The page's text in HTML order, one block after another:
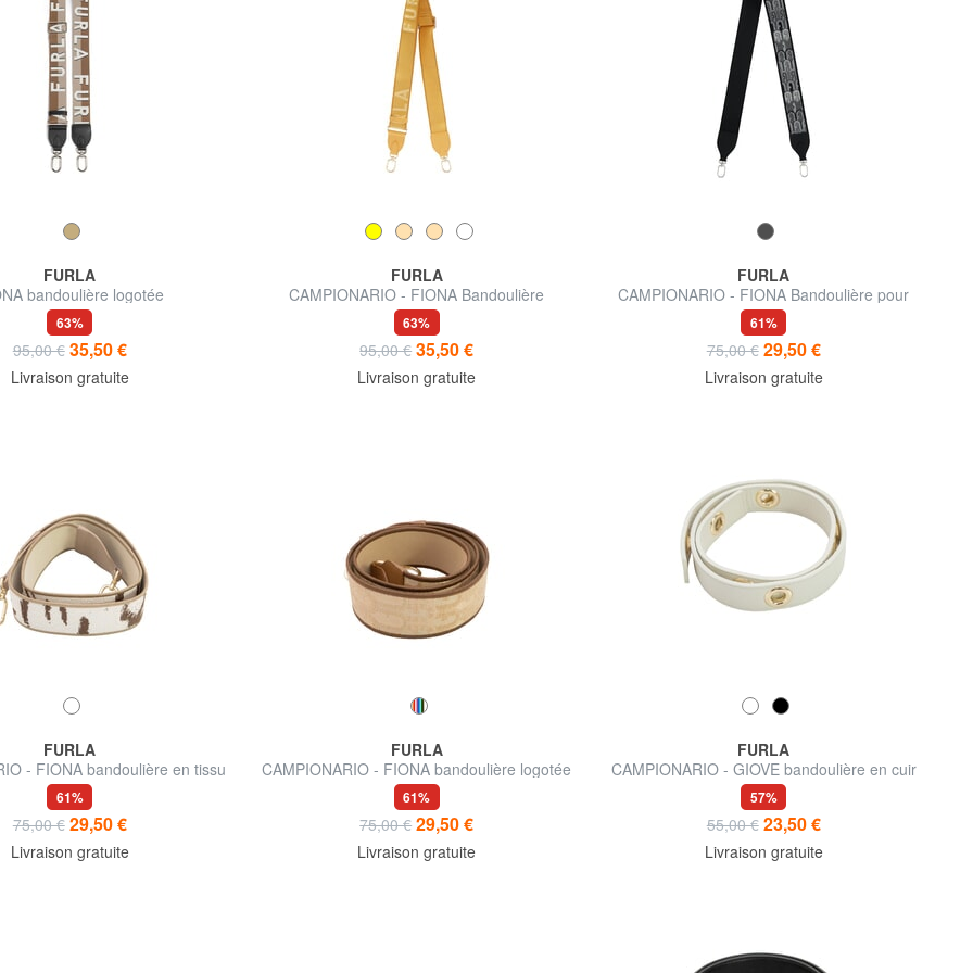
FURLA
bandoulière logotée
63%
95,00 € 35,50 €
Livraison gratuite
FURLA
CAMPIONARIO - FIONA Bandoulière
63%
95,00 € 35,50 €
Livraison gratuite
FURLA
CAMPIONARIO - FIONA Bandoulière pour
sacs
61%
75,00 € 29,50 €
Livraison gratuite
FURLA
- FIONA bandoulière en tissu
et cuir
61%
75,00 € 29,50 €
Livraison gratuite
FURLA
CAMPIONARIO - FIONA bandoulière logotée
61%
75,00 € 29,50 €
Livraison gratuite
FURLA
CAMPIONARIO - GIOVE bandoulière en cuir
57%
55,00 € 23,50 €
Livraison gratuite